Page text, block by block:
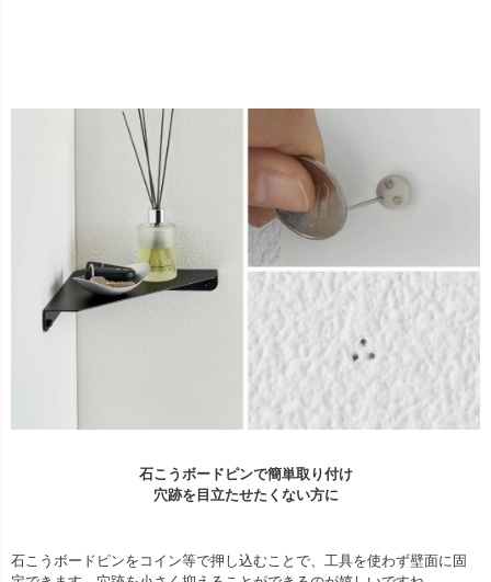
石こうボードピンで簡単取り付け
穴跡を目立たせたくない方に
石こうボードピンをコイン等で押し込むことで、工具を使わず壁面に固